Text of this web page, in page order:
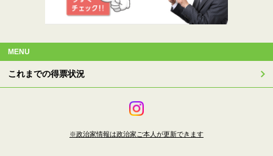
MENU
これまでの得票状況
※政治家情報は政治家ご本人が更新できます